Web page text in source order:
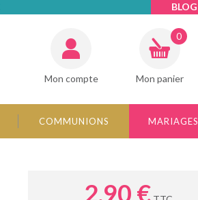
BLOG
Mon compte Mon panier
0
COMMUNIONS MARIAGES
2,90 €